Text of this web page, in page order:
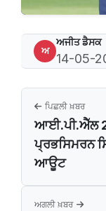
ਅ
ਅਜੀਤ ਡੈਸਕ
14-05-
ਪਿਛਲੀ ਖ਼ਬਰ
ਆਈ.ਪੀ.ਐੱਲ
ਪ੍ਰਭਸਿਮਰਨ
ਆਊਟ
ਅਗਲੀ ਖ਼ਬਰ